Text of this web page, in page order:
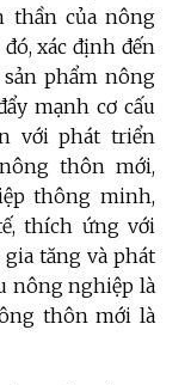
thần của nông
xác định đến
phẩm nông
mạnh cơ cấu
với phát triển
thôn mới,
thông minh,
thích ứng với
tăng và phát
nông nghiệp là
thôn mới là